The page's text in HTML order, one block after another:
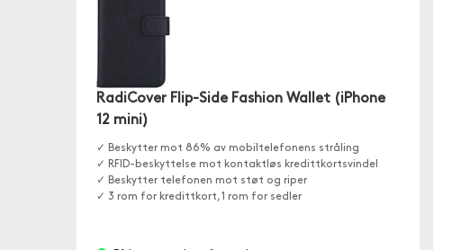
RadiCover Flip-Side Fashion Wallet (iPhone
12 mini)
✓ Beskytter mot 86% av mobiltelefonens stråling
✓ RFID-beskyttelse mot kontaktløs kredittkortsvindel
✓ Beskytter telefonen mot støt og riper
✓ 3 rom for kredittkort, 1 rom for sedler